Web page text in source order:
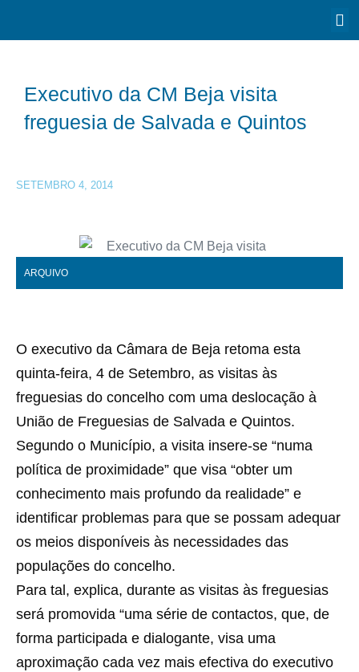
Executivo da CM Beja visita
freguesia de Salvada e Quintos
SETEMBRO 4, 2014
ARQUIVO
O executivo da Câmara de Beja retoma esta
quinta-feira, 4 de Setembro, as visitas às
freguesias do concelho com uma deslocação à
União de Freguesias de Salvada e Quintos.
Segundo o Município, a visita insere-se “numa
política de proximidade” que visa “obter um
conhecimento mais profundo da realidade” e
identificar problemas para que se possam adequar
os meios disponíveis às necessidades das
populações do concelho.
Para tal, explica, durante as visitas às freguesias
será promovida “uma série de contactos, que, de
forma participada e dialogante, visa uma
aproximação cada vez mais efectiva do executivo